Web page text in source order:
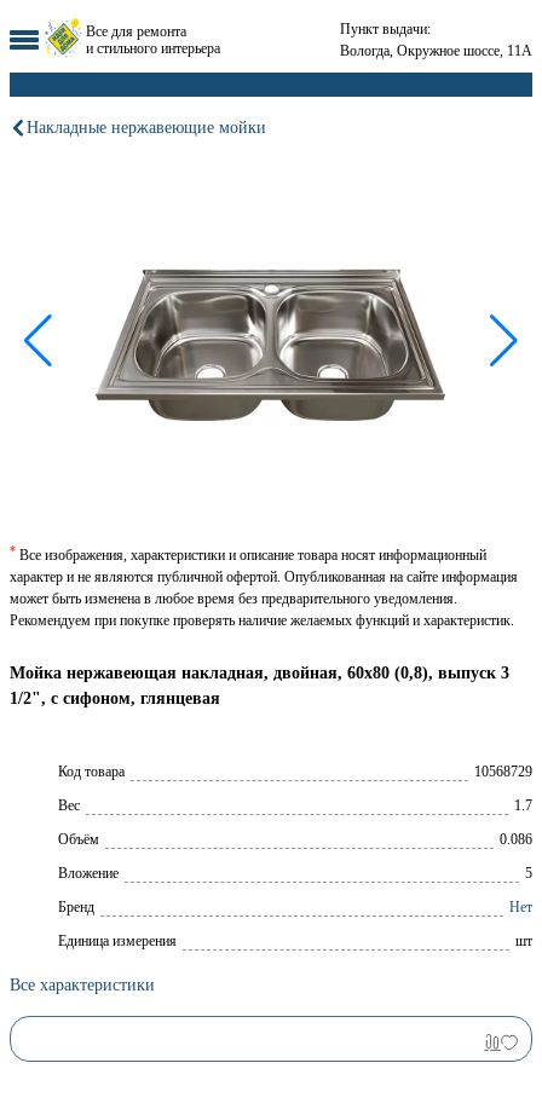
Все для ремонта
и стильного интерьера
Пункт выдачи:
Вологда, Окружное шоссе, 11А
Накладные нержавеющие мойки
Мойка нержавеющая накладная, двойная, 60х80 (0,8), выпуск 3
1/2", с сифоном, глянцевая
Код товара
10568729
Вес
1.7
Объём
0.086
Вложение
5
Брeнд
Нет
Единица измерения
шт
Все характеристики
* Все изображения, характеристики и описание товара носят информационный
характер и не являются публичной офертой. Опубликованная на сайте информация
может быть изменена в любое время без предварительного уведомления.
Рекомендуем при покупке проверять наличие желаемых функций и характеристик.